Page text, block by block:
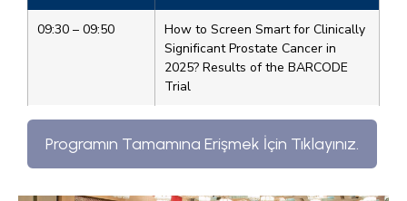
09:30 – 09:50
How to Screen Smart for Clinically
Significant Prostate Cancer in
2025? Results of the BARCODE
Trial
Programın Tamamına Erişmek İçin Tıklayınız.